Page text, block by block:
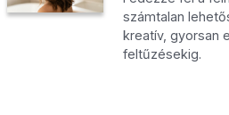
számtalan
kreatív, gyorsan
feltűzésekig.